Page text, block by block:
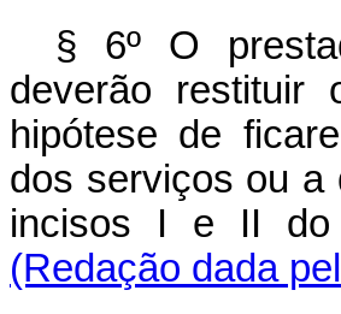
§ 6º O
deverão restituir
hipótese de
dos serviços ou a
incisos I e II do
(Redação dada